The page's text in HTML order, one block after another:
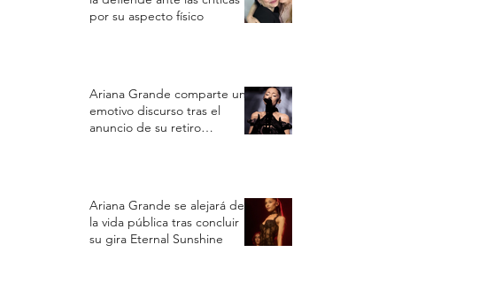
por su aspecto físico
Ariana Grande comparte un
emotivo discurso tras el
anuncio de su retiro
Ariana Grande se alejará de
la vida pública tras concluir
su gira Eternal Sunshine